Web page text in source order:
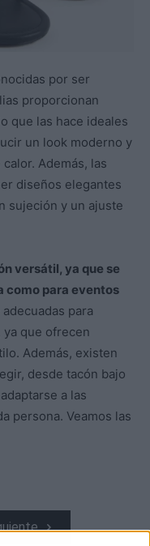
por ser
proporcionan
que las hace ideales
un look moderno y
Además, las
diseños elegantes
sujeción y un ajuste
versátil, ya que se
como para eventos
para
ya que ofrecen
Además, existen
desde tacón bajo
a las
persona. Veamos las